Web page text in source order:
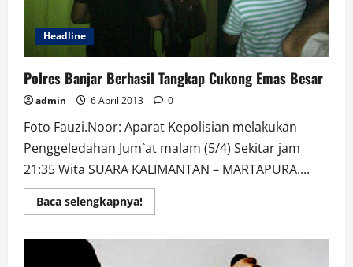
Headline
Polres Banjar Berhasil Tangkap Cukong Emas Besar
admin 6 April 2013 0
Foto Fauzi.Noor: Aparat Kepolisian melakukan
Penggeledahan Jum`at malam (5/4) Sekitar jam
21:35 Wita SUARA KALIMANTAN – MARTAPURA....
Baca selengkapnya!Read
more